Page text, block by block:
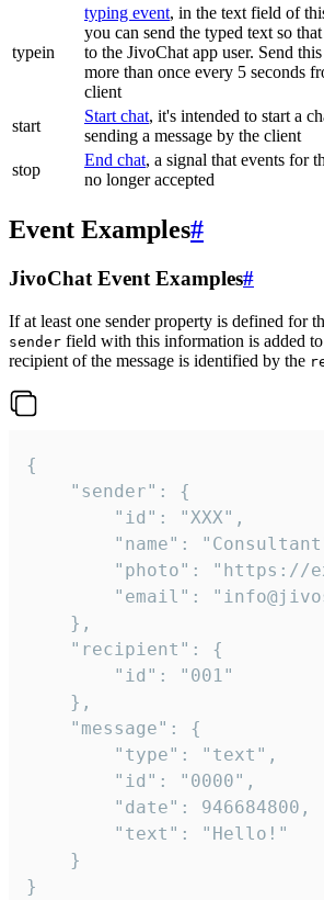
typein
typing event, in the text field of
you can send the typed text so
to the JivoChat app user. Send
more than once every 5 seconds
client
start
Start chat, it's intended to start a
sending a message by the client
stop
End chat, a signal that events for
no longer accepted
Event Examples#
JivoChat Event Examples#
If at least one sender property is defined for
sender field with this information is added
recipient of the message is identified by the
{
}